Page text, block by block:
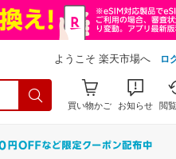
ようこそ 楽天市場へ ロ
買い物かご お知らせ 閲